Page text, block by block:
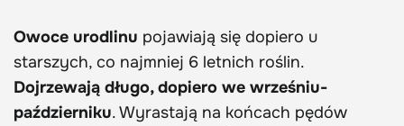
Owoce urodlinu pojawiają się dopiero u
starszych, co najmniej 6 letnich roślin.
Dojrzewają długo, dopiero we wrześniu-
październiku. Wyrastają na końcach pędów